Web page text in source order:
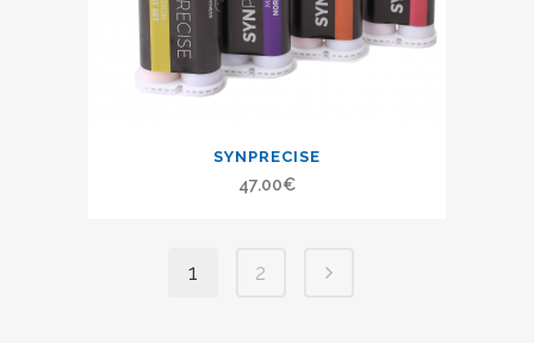
SYNPRECISE
47.00€
1 2